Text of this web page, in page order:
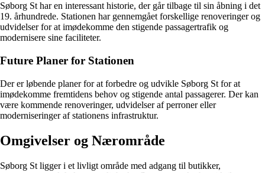
Søborg St har en interessant historie, der går tilbage til sin åbning i det
19. århundrede. Stationen har gennemgået forskellige renoveringer og
udvidelser for at imødekomme den stigende passagertrafik og
modernisere sine faciliteter.
Future Planer for Stationen
Der er løbende planer for at forbedre og udvikle Søborg St for at
imødekomme fremtidens behov og stigende antal passagerer. Der kan
være kommende renoveringer, udvidelser af perroner eller
moderniseringer af stationens infrastruktur.
Omgivelser og Nærområde
Søborg St ligger i et livligt område med adgang til butikker,